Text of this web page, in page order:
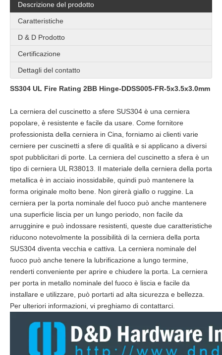
Descrizione del prodotto
Caratteristiche
D & D Prodotto
Certificazione
Dettagli del contatto
SS304 UL Fire Rating 2BB Hinge-DDSS005-FR-5x3.5x3.0mm
La cerniera del cuscinetto a sfere SUS304 è una cerniera
popolare, è resistente e facile da usare. Come fornitore
professionista della cerniera in Cina, forniamo ai clienti varie
cerniere per cuscinetti a sfere di qualità e si applicano a diversi
spot pubblicitari di porte. La cerniera del cuscinetto a sfera è un
tipo di cerniera UL R38013. Il materiale della cerniera della porta
metallica è in acciaio inossidabile, quindi può mantenere la
forma originale molto bene. Non girerà giallo o ruggine. La
cerniera per la porta nominale del fuoco può anche mantenere
una superficie liscia per un lungo periodo, non facile da
arrugginire e può indossare resistenti, queste due caratteristiche
riducono notevolmente la possibilità di la cerniera della porta
SUS304 diventa vecchia e cattiva. La cerniera nominale del
fuoco può anche tenere la lubrificazione a lungo termine,
renderti conveniente per aprire e chiudere la porta. La cerniera
per porta in metallo nominale del fuoco è liscia e facile da
installare e utilizzare, può portarti ad alta sicurezza e bellezza.
Per ulteriori informazioni, vi preghiamo di contattarci.